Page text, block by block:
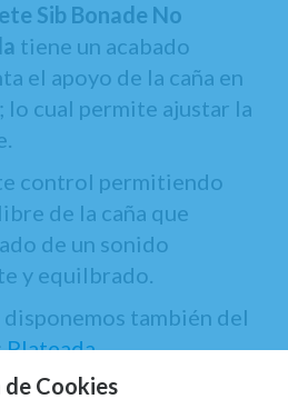
Sib Bonade No
tiene un acabado
el apoyo de la caña en
lo cual permite ajustar la
control permitiendo
de la caña que
de un sonido
y equilbrado.
disponemos también del
Plateada.
Cookies